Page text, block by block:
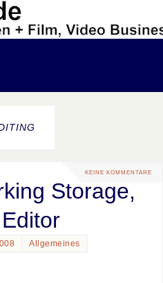
KEINE KOMMENTARE
Storage,
Allgemeines